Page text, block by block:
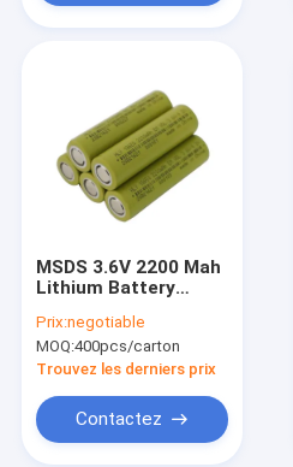
MSDS 3.6V 2200 Mah
Lithium Battery
rechargeables pour
des vélos d'équilibre
Prix:negotiable
MOQ:400pcs/carton
Trouvez les derniers prix
Contactez